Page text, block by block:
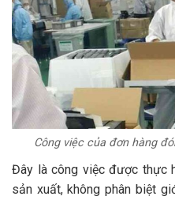
Công việc của đơn hàng
Đây là công việc được thực
sản xuất, không phân biệt